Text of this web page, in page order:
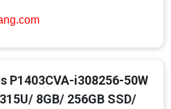
P1403CVA-i308256-50W
8GB/ 256GB SSD/